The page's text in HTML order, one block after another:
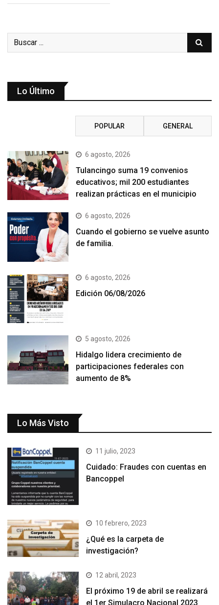
Lo Último
POPULAR GENERAL
6 agosto, 2026
Tulancingo suma 19 convenios
educativos; mil 200 estudiantes
realizan prácticas en el municipio
6 agosto, 2026
Cuando el gobierno se vuelve asunto
de familia.
6 agosto, 2026
Edición 06/08/2026
5 agosto, 2026
Hidalgo lidera crecimiento de
participaciones federales con
aumento de 8%
Lo Más Visto
11 julio, 2023
Cuidado: Fraudes con cuentas en
Bancoppel
10 febrero, 2023
¿Qué es la carpeta de
investigación?
12 abril, 2023
El próximo 19 de abril se realizará
el 1er Simulacro Nacional 2023